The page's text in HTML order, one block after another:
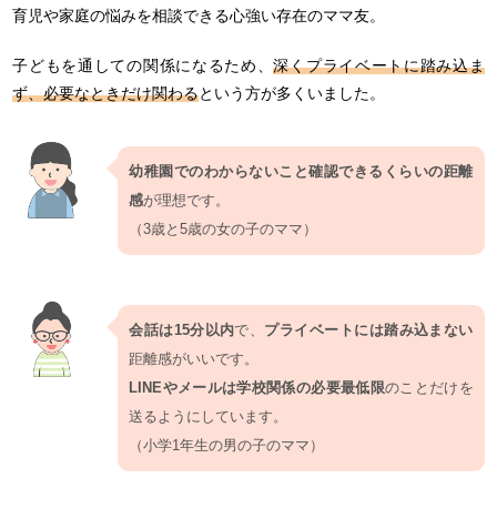
育児や家庭の悩みを相談できる心強い存在のママ友。
子どもを通しての関係になるため、深くプライベートに踏み込ま
ず、必要なときだけ関わるという方が多くいました。
幼稚園でのわからないこと確認できるくらいの距離
感が理想です。
（3歳と5歳の女の子のママ）
会話は15分以内で、 プライベートには踏み込まない
距離感がいいです。
LINEやメールは学校関係の必要最低限のことだけを
送るようにしています。
（小学1年生の男の子のママ）